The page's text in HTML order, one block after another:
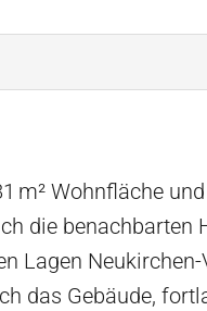
m² Wohnfläche
die benachbarten
Lagen
das Gebäude,